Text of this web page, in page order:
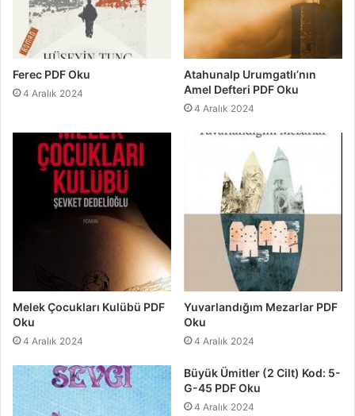
Ferec PDF Oku
4 Aralık 2024
Atahunalp Urumgatlı’nın
Amel Defteri PDF Oku
4 Aralık 2024
Melek Çocukları Kulübü PDF
Oku
4 Aralık 2024
Yuvarlandığım Mezarlar PDF
Oku
4 Aralık 2024
Büyük Ümitler (2 Cilt) Kod: 5-
G-45 PDF Oku
4 Aralık 2024